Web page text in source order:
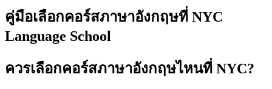
คู่มือเลือกคอร์สภาษาอังกฤษที่ NYC
Language School
ควรเลือกคอร์สภาษาอังกฤษไหนที่ NYC?